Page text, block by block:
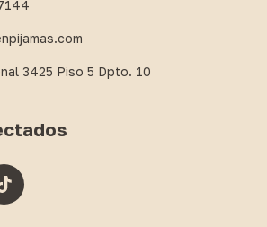
3425 Piso 5 Dpto. 10